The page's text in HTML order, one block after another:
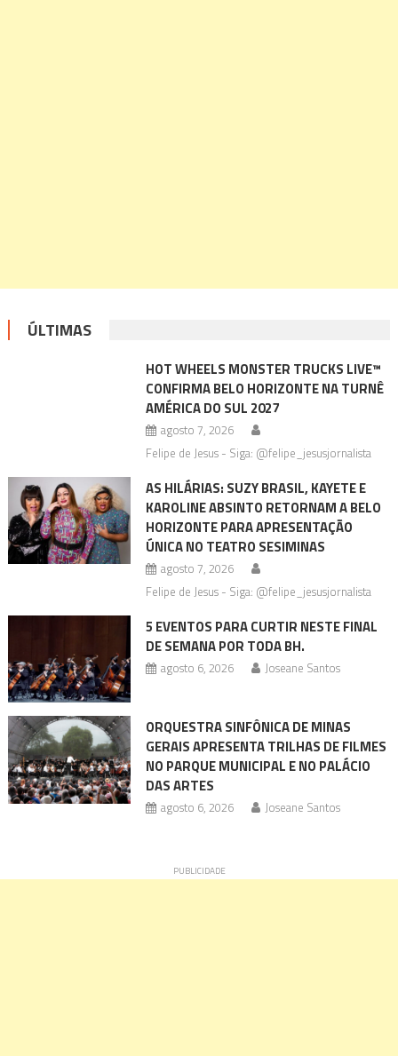
ÚLTIMAS
HOT WHEELS MONSTER TRUCKS LIVE™
CONFIRMA BELO HORIZONTE NA TURNÊ
AMÉRICA DO SUL 2027
agosto 7, 2026
Felipe de Jesus - Siga: @felipe_jesusjornalista
AS HILÁRIAS: SUZY BRASIL, KAYETE E
KAROLINE ABSINTO RETORNAM A BELO
HORIZONTE PARA APRESENTAÇÃO
ÚNICA NO TEATRO SESIMINAS
agosto 7, 2026
Felipe de Jesus - Siga: @felipe_jesusjornalista
5 EVENTOS PARA CURTIR NESTE FINAL
DE SEMANA POR TODA BH.
agosto 6, 2026 Joseane Santos
ORQUESTRA SINFÔNICA DE MINAS
GERAIS APRESENTA TRILHAS DE FILMES
NO PARQUE MUNICIPAL E NO PALÁCIO
DAS ARTES
agosto 6, 2026 Joseane Santos